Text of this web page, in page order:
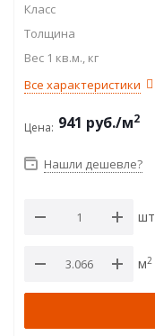
Класс
Толщина
Вес 1 кв.м., кг
Все характеристики
Цена: 941 руб./м2
Нашли дешевле?
шт
м2